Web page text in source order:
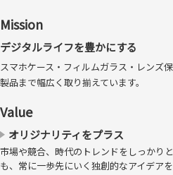
い素材です。 ※＜クラリーノ®＞は、株式
割れない、柔軟
Mission
デジタルライフを豊かにする
スマホケース・フィルムガラス・レンズ
製品まで幅広く取り揃えています。
Value
オリジナリティをプラス
市場や競合、時代のトレンドをしっかり
も、常に一歩先にいく独創的なアイデアを